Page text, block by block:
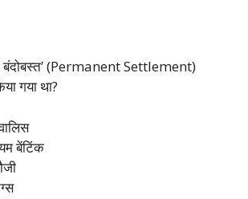
बंदोबस्त’ (Permanent Settlement)
गया था?
बेंटिंक